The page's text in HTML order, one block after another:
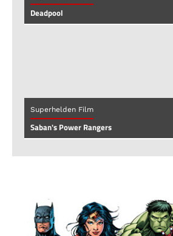
Deadpool
Superhelden Film
Saban's Power Rangers